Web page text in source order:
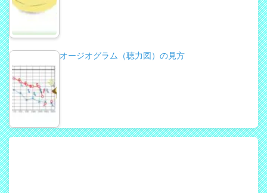
オージオグラム（聴力図）の見方